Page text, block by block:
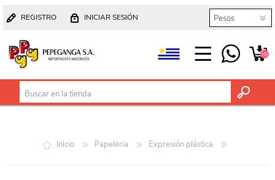
REGISTRO INICIAR SESIÓN
(0)
Inicio Papeleria Expresión plástica